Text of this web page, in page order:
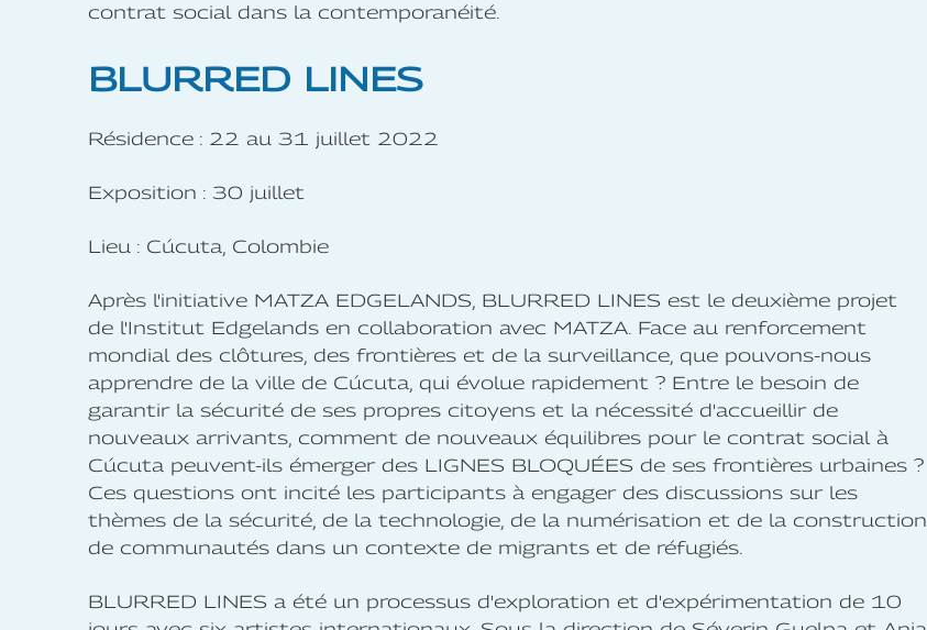
contrat social dans la contemporanéité.
BLURRED LINES
Résidence : 22 au 31 juillet 2022
Exposition : 30 juillet
Lieu : Cúcuta, Colombie
Après l'initiative MATZA EDGELANDS, BLURRED LINES est le deuxième projet
de l'Institut Edgelands en collaboration avec MATZA. Face au renforcement
mondial des clôtures, des frontières et de la surveillance, que pouvons-nous
apprendre de la ville de Cúcuta, qui évolue rapidement ? Entre le besoin de
garantir la sécurité de ses propres citoyens et la nécessité d'accueillir de
nouveaux arrivants, comment de nouveaux équilibres pour le contrat social à
Cúcuta peuvent-ils émerger des LIGNES BLOQUÉES de ses frontières urbaines ?
Ces questions ont incité les participants à engager des discussions sur les
thèmes de la sécurité, de la technologie, de la numérisation et de la construction
de communautés dans un contexte de migrants et de réfugiés.
BLURRED LINES a été un processus d'exploration et d'expérimentation de 10